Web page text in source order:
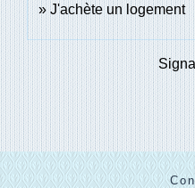
J'achète un logement